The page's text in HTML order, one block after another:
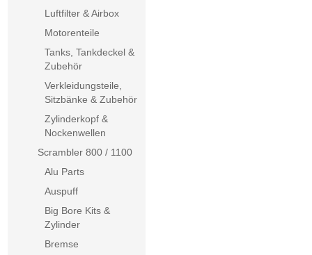
Luftfilter & Airbox
Motorenteile
Tanks, Tankdeckel &
Zubehör
Verkleidungsteile,
Sitzbänke & Zubehör
Zylinderkopf &
Nockenwellen
Scrambler 800 / 1100
Alu Parts
Auspuff
Big Bore Kits &
Zylinder
Bremse